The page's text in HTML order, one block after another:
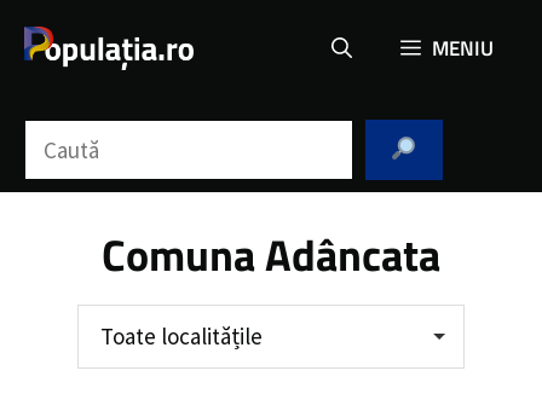
MENIU
Comuna Adâncata
Toate localitățile